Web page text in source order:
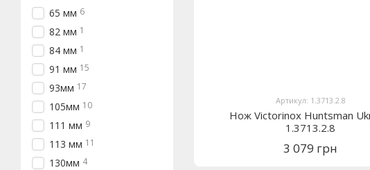
Артикул: 1.3713.2.8
Нож Victorinox Huntsman
1.3713.2.8
3 079 грн
65 мм 6
82 мм 1
84 мм 1
91 мм 15
93мм 17
105мм 10
111 мм 9
113 мм 11
130мм 4